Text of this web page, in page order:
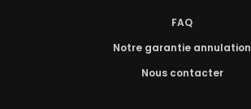
FAQ
Notre garantie annulation
Nous contacter